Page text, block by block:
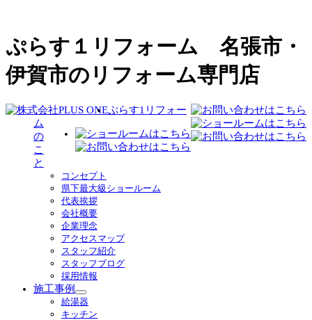
ぷらす１リフォーム 名張市・
伊賀市のリフォーム専門店
ぷらす1リフォー
ム
の
こ
と
コンセプト
県下最大級ショールーム
代表挨拶
会社概要
企業理念
アクセスマップ
スタッフ紹介
スタッフブログ
採用情報
施工事例
サ
ブ
給湯器
キッチン